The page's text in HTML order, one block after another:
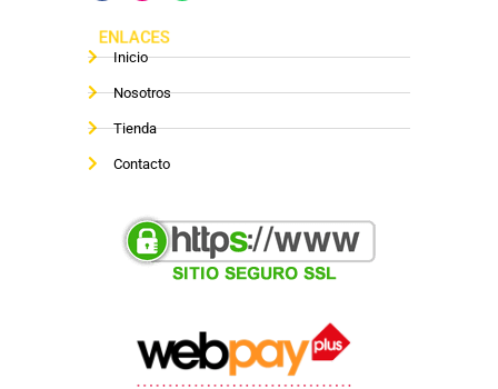
ENLACES
Inicio
Nosotros
Tienda
Contacto